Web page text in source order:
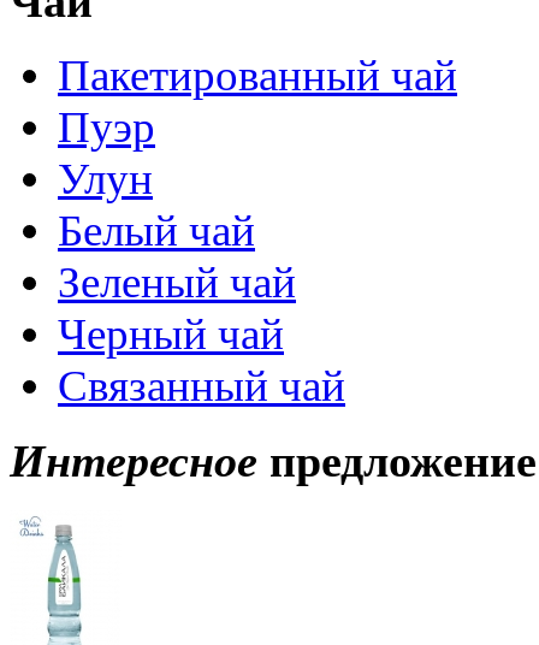
Пакетированный чай
Пуэр
Улун
Белый чай
Зеленый чай
Черный чай
Связанный чай
Интересное предложение